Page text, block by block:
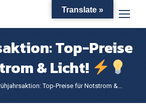
Top-Preise
& Licht!
Top-Preise für Notstrom &…
Translate »